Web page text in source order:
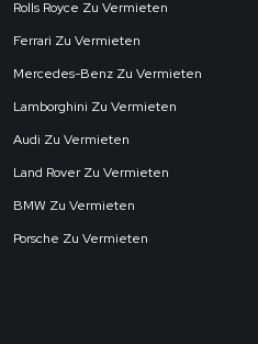
Rolls Royce Zu Vermieten
Ferrari Zu Vermieten
Mercedes-Benz Zu Vermieten
Lamborghini Zu Vermieten
Audi Zu Vermieten
Land Rover Zu Vermieten
BMW Zu Vermieten
Porsche Zu Vermieten